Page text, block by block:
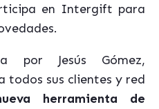
en Intergift para
por Jesús Gómez,
todos sus clientes y red
herramienta de